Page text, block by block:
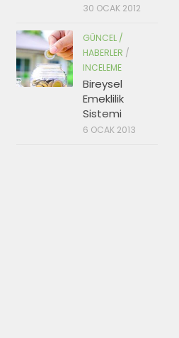
30 OCAK 2012
GÜNCEL /
HABERLER /
INCELEME
Bireysel
Emeklilik
Sistemi
6 OCAK 2013